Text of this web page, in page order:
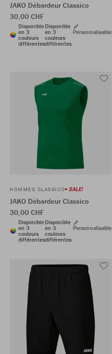
JAKO Débardeur Classico
30,00 CHF
Disponible
en 3
couleurs
différentes
Disponible
en 3
couleurs
différentes
Personnalisable
HOMMES CLASSICO SALE!
JAKO Débardeur Classico
30,00 CHF
Disponible
en 3
couleurs
différentes
Disponible
en 3
couleurs
différentes
Personnalisable